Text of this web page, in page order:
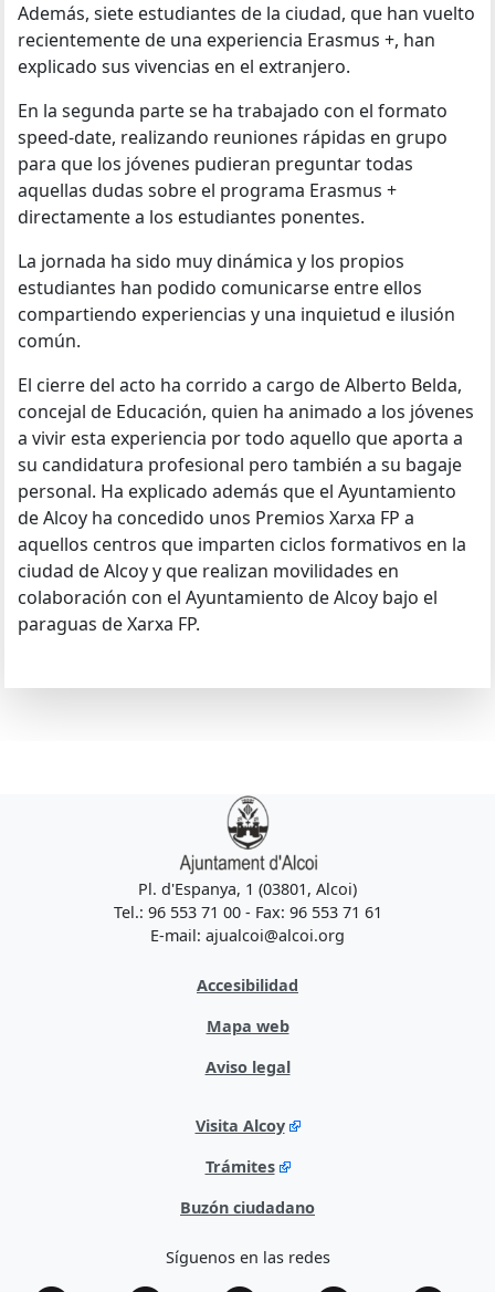
Además, siete estudiantes de la ciudad, que han vuelto
recientemente de una experiencia Erasmus +, han
explicado sus vivencias en el extranjero.
En la segunda parte se ha trabajado con el formato
speed-date, realizando reuniones rápidas en grupo
para que los jóvenes pudieran preguntar todas
aquellas dudas sobre el programa Erasmus +
directamente a los estudiantes ponentes.
La jornada ha sido muy dinámica y los propios
estudiantes han podido comunicarse entre ellos
compartiendo experiencias y una inquietud e ilusión
común.
El cierre del acto ha corrido a cargo de Alberto Belda,
concejal de Educación, quien ha animado a los jóvenes
a vivir esta experiencia por todo aquello que aporta a
su candidatura profesional pero también a su bagaje
personal. Ha explicado además que el Ayuntamiento
de Alcoy ha concedido unos Premios Xarxa FP a
aquellos centros que imparten ciclos formativos en la
ciudad de Alcoy y que realizan movilidades en
colaboración con el Ayuntamiento de Alcoy bajo el
paraguas de Xarxa FP.
Pl. d'Espanya, 1 (03801, Alcoi)
Tel.: 96 553 71 00 - Fax: 96 553 71 61
E-mail: ajualcoi@alcoi.org
Accesibilidad
Mapa web
Aviso legal
Visita Alcoy
Trámites
Buzón ciudadano
Síguenos en las redes